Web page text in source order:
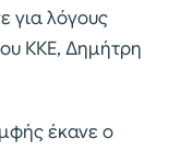
για λόγους
ΚΚΕ, Δημήτρη
έκανε ο